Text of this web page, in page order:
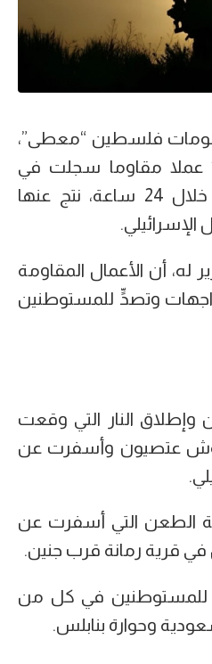
فلسطين “معطى”،
مساء الخميس، بأن 15 عملا مقاوما سجلت في
الضفة الغربية المحتلة خلال 24 ساعة، نتج عنها
أن الأعمال المقاومة
وتصدٍّ للمستوطنين
وإطلاق النار التي وقعت
عتصيون وأسفرت عن
الطعن التي أسفرت عن
في قرية رمانة قرب جنين.
للمستوطنين في كل من
وحوارة بنابلس.